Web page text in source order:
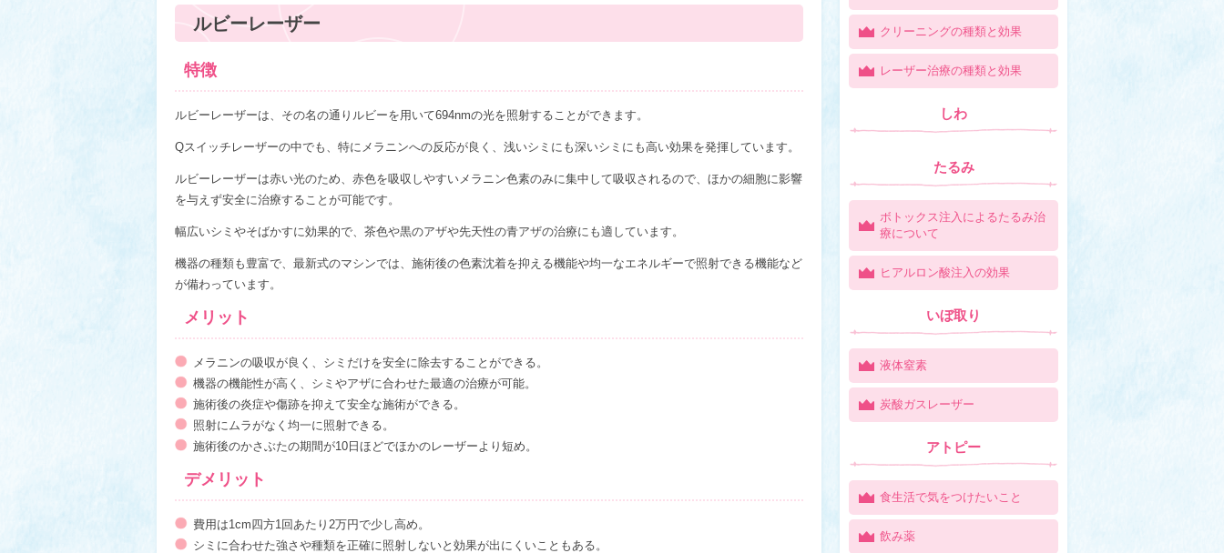
ルビーレーザー
特徴
ルビーレーザーは、その名の通りルビーを用いて694nmの光を照射することができます。
Qスイッチレーザーの中でも、特にメラニンへの反応が良く、浅いシミにも深いシミにも高い効果を発揮しています。
ルビーレーザーは赤い光のため、赤色を吸収しやすいメラニン色素のみに集中して吸収されるので、ほかの細胞に影響
を与えず安全に治療することが可能です。
幅広いシミやそばかすに効果的で、茶色や黒のアザや先天性の青アザの治療にも適しています。
機器の種類も豊富で、最新式のマシンでは、施術後の色素沈着を抑える機能や均一なエネルギーで照射できる機能など
が備わっています。
メリット
メラニンの吸収が良く、シミだけを安全に除去することができる。
機器の機能性が高く、シミやアザに合わせた最適の治療が可能。
施術後の炎症や傷跡を抑えて安全な施術ができる。
照射にムラがなく均一に照射できる。
施術後のかさぶたの期間が10日ほどでほかのレーザーより短め。
デメリット
費用は1cm四方1回あたり2万円で少し高め。
シミに合わせた強さや種類を正確に照射しないと効果が出にくいこともある。
クリーニングの種類と効果
レーザー治療の種類と効果
しわ
たるみ
ボトックス注入によるたるみ治
療について
ヒアルロン酸注入の効果
いぼ取り
液体窒素
炭酸ガスレーザー
アトピー
食生活で気をつけたいこと
飲み薬